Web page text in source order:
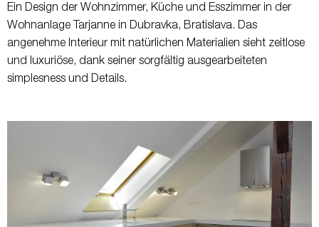
Ein Design der Wohnzimmer, Küche und Esszimmer in der
Wohnanlage Tarjanne in Dubravka, Bratislava. Das
angenehme Interieur mit natürlichen Materialien sieht zeitlose
und luxuriöse, dank seiner sorgfältig ausgearbeiteten
simplesness und Details.